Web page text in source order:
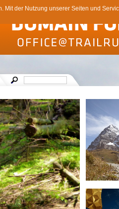
der Nutzung unserer Seiten und